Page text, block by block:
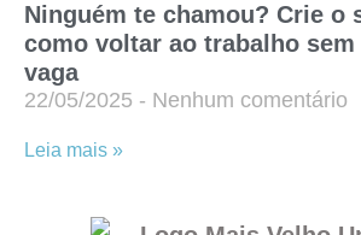
Ninguém te chamou? Crie o
como voltar ao trabalho sem
vaga
22/05/2025 Nenhum comentário
Leia mais »